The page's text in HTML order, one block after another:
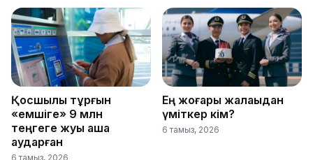
Қосшылық тұрғын
«емшіге» 9 млн
теңгеге жуық ақша
аударған
6 тамыз, 2026
Ең жоғары жалақыдан
үміткер кім?
6 тамыз, 2026